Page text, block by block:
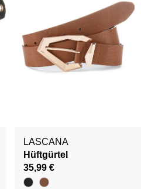
LASCANA
Hüftgürtel
35,99 €